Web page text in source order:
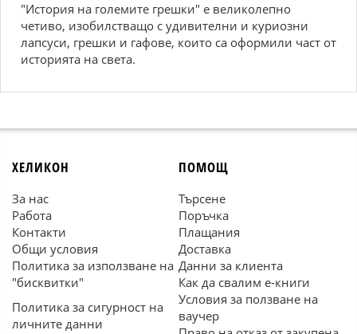
"История на големите грешки" е великолепно
четиво, изобилстващо с удивителни и куриозни
лапсуси, грешки и гафове, които са оформили част от
историята на света.
ХЕЛИКОН
За нас
Работа
Контакти
Общи условия
Политика за използване на
"бисквитки"
Политика за сигурност на
личните данни
ПОМОЩ
Търсене
Поръчка
Плащания
Доставка
Данни за клиента
Как да свалим е-книги
Условия за ползване на
ваучер